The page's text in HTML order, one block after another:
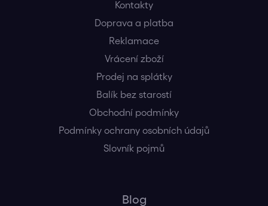
Kontakty
Doprava a platba
Reklamace
Vrácení zboží
Prodej na splátky
Balík bez starostí
Obchodní podmínky
Podmínky ochrany osobních údajů
Slovník pojmů
Blog